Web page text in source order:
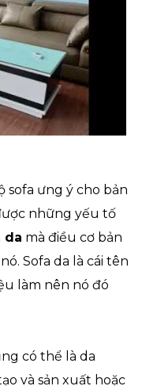
sofa ưng ý cho bản
những yếu tố
da mà điều cơ bản
Sofa da là cái tên
làm nên nó đó
có thể là da
và sản xuất hoặc